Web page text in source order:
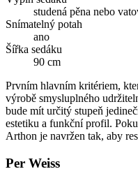
studená pěna nebo
Snímatelný potah
ano
Šířka sedáku
90 cm
Prvním hlavním kritériem,
výrobě smysluplného
bude mít určitý stupeň
estetiku a funkční profil.
Arthon je navržen tak, aby
Per Weiss